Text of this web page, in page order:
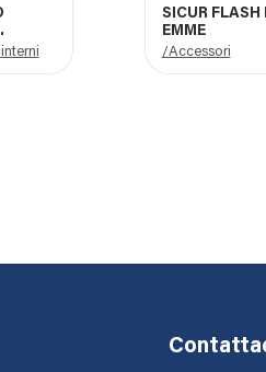
SICUR FLASH
EMME
/Accessori